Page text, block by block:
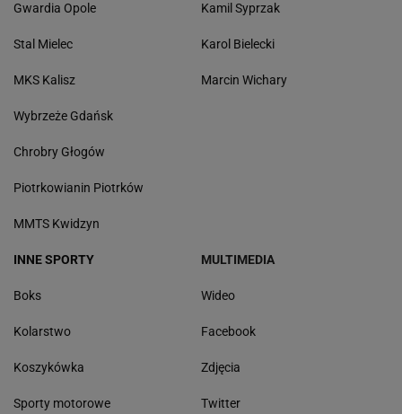
Gwardia Opole
Stal Mielec
MKS Kalisz
Wybrzeże Gdańsk
Chrobry Głogów
Piotrkowianin Piotrków
MMTS Kwidzyn
Kamil Syprzak
Karol Bielecki
Marcin Wichary
INNE SPORTY
Boks
Kolarstwo
Koszykówka
Sporty motorowe
MULTIMEDIA
Wideo
Facebook
Zdjęcia
Twitter